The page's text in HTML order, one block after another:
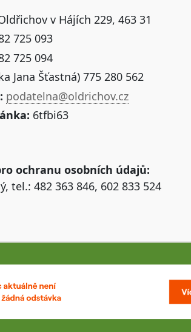
v Hájích 229, 463 31
725 093
725 094
Jana Šťastná) 775 280 562
podatelna@oldrichov.cz
6tfbi63
ochranu osobních údajů:
tel.: 482 363 846, 602 833 524